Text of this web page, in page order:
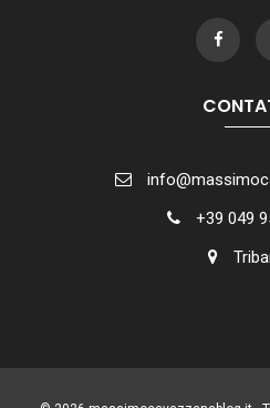
+39 049